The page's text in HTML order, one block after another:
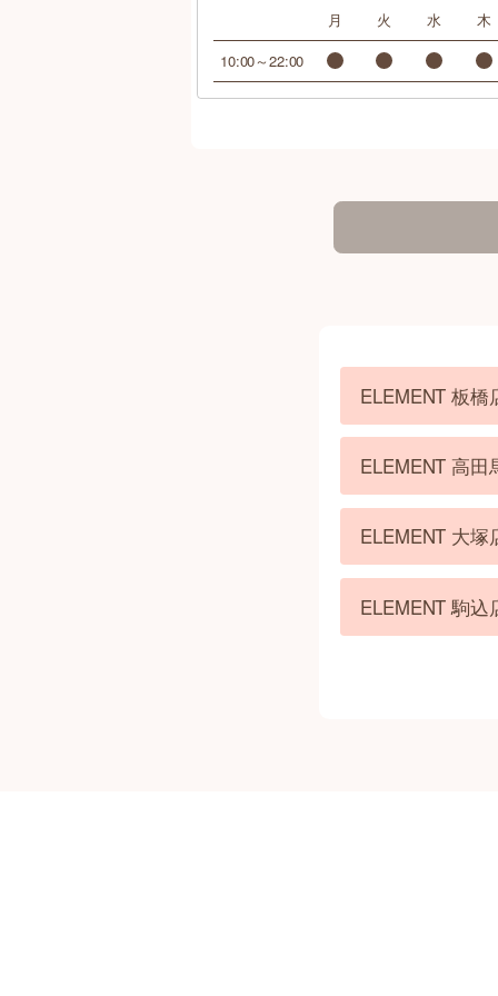
月 火 水
木
10:00～22:00
ELEMENT 板
ELEMENT 高
ELEMENT 大
ELEMENT 駒